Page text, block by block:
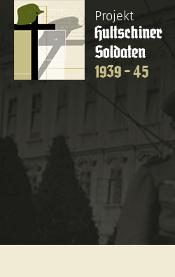
Projekt
Hultschiner
Soldaten
1939 - 45